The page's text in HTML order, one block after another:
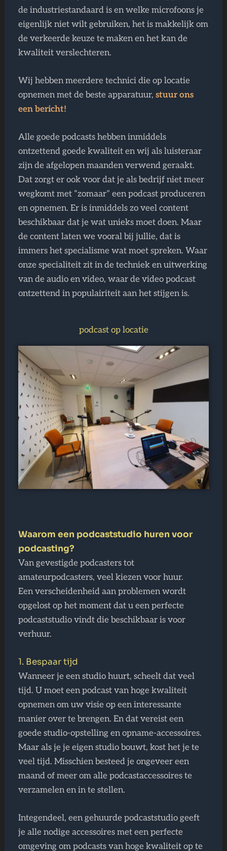
de industriestandaard is en welke microfoons je
eigenlijk niet wilt gebruiken, het is makkelijk om
de verkeerde keuze te maken en het kan de
kwaliteit verslechteren.
Wij hebben meerdere technici die op locatie
opnemen met de beste apparatuur,stuur ons
een bericht!
Alle goede podcasts hebben inmiddels
ontzettend goede kwaliteit en wij als luisteraar
zijn de afgelopen maanden verwend geraakt.
Dat zorgt er ook voor dat je als bedrijf niet meer
wegkomt met “zomaar” een podcast produceren
en opnemen. Er is inmiddels zo veel content
beschikbaar dat je wat unieks moet doen. Maar
de content laten we vooral bij jullie, dat is
immers het specialisme wat moet spreken. Waar
onze specialiteit zit in de techniek en uitwerking
van de audio en video, waar de video podcast
ontzettend in populairiteit aan het stijgen is.
podcast op locatie
Waarom een ​​podcaststudio huren voor
podcasting?
Van gevestigde podcasters tot
amateurpodcasters, veel kiezen voor huur.
Een verscheidenheid aan problemen wordt
opgelost op het moment dat u een perfecte
podcaststudio vindt die beschikbaar is voor
verhuur.
1. Bespaar tijd
Wanneer je een studio huurt, scheelt dat veel
tijd. U moet een podcast van hoge kwaliteit
opnemen om uw visie op een interessante
manier over te brengen. En dat vereist een
goede studio-opstelling en opname-accessoires.
Maar als je je eigen studio bouwt, kost het je te
veel tijd. Misschien besteed je ongeveer een
maand of meer om alle podcastaccessoires te
verzamelen en in te stellen.
Integendeel, een gehuurde podcaststudio geeft
je alle nodige accessoires met een perfecte
omgeving om podcasts van hoge kwaliteit op te